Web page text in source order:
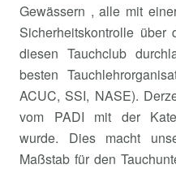
Gewässern , alle mit
Sicherheitskontrolle
diesen Tauchclub
besten
ACUC, SSI, NASE).
vom PADI mit der
wurde. Dies macht
Maßstab für den